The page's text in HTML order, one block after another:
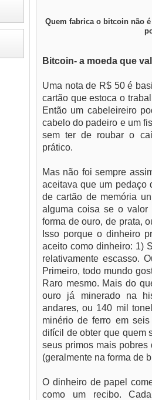
Quem fabrica o bitcoin não
Bitcoin- a moeda que
Uma nota de R$ 50 é
cartão que estoca o
Então um cabeleireiro
cabelo do padeiro e um
sem ter de roubar o
prático.
Mas não foi sempre
aceitava que um pedaço
de cartão de memória
alguma coisa se o
forma de ouro, de prata,
Isso porque o dinheiro
aceito como dinheiro: 1)
relativamente escasso.
Primeiro, todo mundo
Raro mesmo. Mais do
ouro já minerado na
andares, ou 140 mil
minério de ferro em
difícil de obter que quem
seus primos mais
(geralmente na forma de
O dinheiro de papel
como um recibo.